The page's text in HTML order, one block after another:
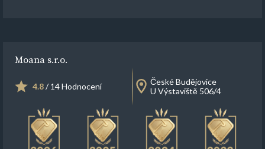
Moana s.r.o.
4.8/ 14 Hodnocení
České Budějovice
U Výstaviště 506/4